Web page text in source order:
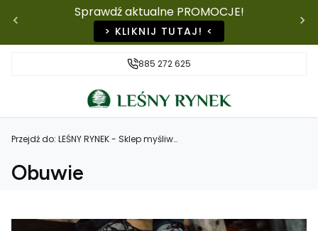
Sprawdź aktualne PROMOCJE!
> KLIKNIJ TUTAJ! <
885 272 625
Przejdź do: LEŚNY RYNEK - Sklep myśliwski | Strzelectwo, Odzież, Outdoor
Obuwie